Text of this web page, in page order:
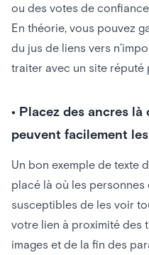
ou des votes de
En théorie, vous pouvez
du jus de liens vers
traiter avec un site réputé
• Placez des ancres
peuvent facilement
Un bon exemple de texte
placé là où les
susceptibles de les voir
votre lien à proximité des
images et de la fin des